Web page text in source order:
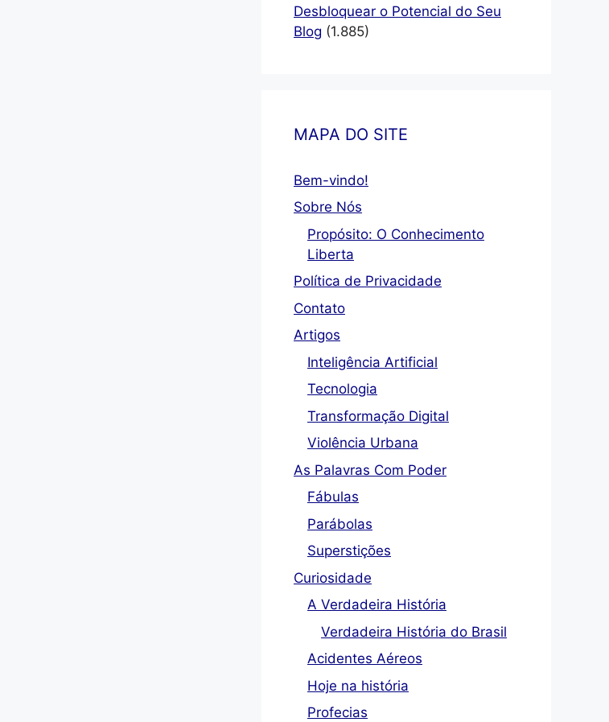
Desbloquear o Potencial do Seu
Blog (1.885)
MAPA DO SITE
Bem-vindo!
Sobre Nós
Propósito: O Conhecimento
Liberta
Política de Privacidade
Contato
Artigos
Inteligência Artificial
Tecnologia
Transformação Digital
Violência Urbana
As Palavras Com Poder
Fábulas
Parábolas
Superstições
Curiosidade
A Verdadeira História
Verdadeira História do Brasil
Acidentes Aéreos
Hoje na história
Profecias